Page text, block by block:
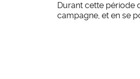
Durant cette période
campagne, et en se